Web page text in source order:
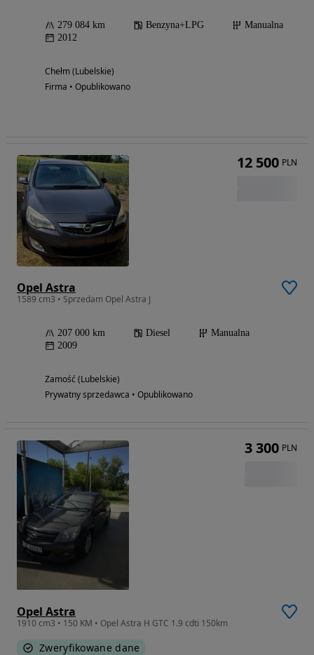
279 084 km Benzyna+LPG
Manualna
2012
Chełm (Lubelskie)
Firma • Opublikowano
Opel Astra
1589 cm3 • Sprzedam Opel Astra J
207 000 km Diesel
Manualna
2009
Zamość (Lubelskie)
Prywatny sprzedawca • Opublikowano
12 500 PLN
Opel Astra
1910 cm3 • 150 KM • Opel Astra H GTC 1.9 cdti 150km
Zweryfikowane dane
3 300 PLN